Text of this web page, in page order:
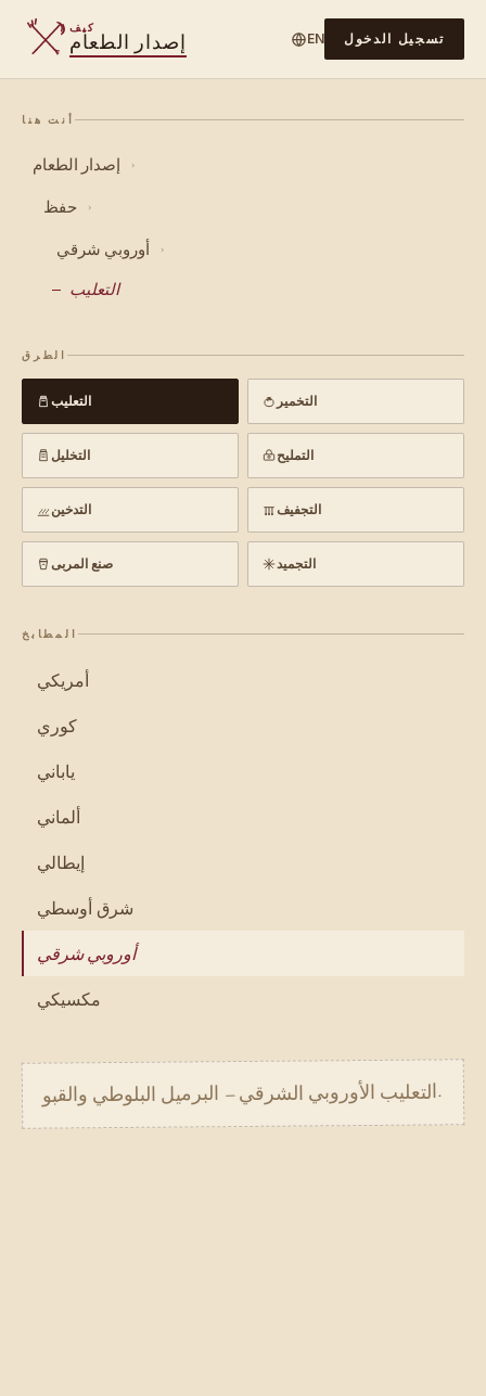
كيف
إصدار الطعام EN تسجيل الدخول
أنت هنا
إصدار الطعام ›
حفظ ›
أوروبي شرقي ›
التعليب
الطرق
التعليب التخمير
التخليل التمليح
التدخين التجفيف
صنع المربى التجميد
المطابخ
أمريكي
كوري
ياباني
ألماني
إيطالي
شرق أوسطي
أوروبي شرقي
مكسيكي
التعليب الأوروبي الشرقي — البرميل البلوطي والقبو.